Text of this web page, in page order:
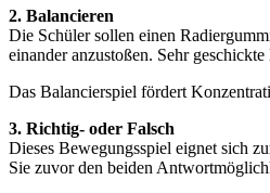
2. Balancieren
Die Schüler sollen einen
einander anzustoßen. Sehr
Das Balancierspiel fördert
3. Richtig- oder Falsch
Dieses Bewegungsspiel eignet sich
Sie zuvor den beiden